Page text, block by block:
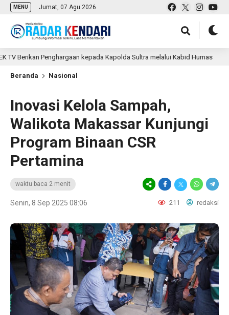
MENU Jumat, 07 Agu 2026
Penghargaan kepada Kapolda Sultra melalui Kabid Humas
Beranda Nasional
Inovasi Kelola Sampah,
Walikota Makassar Kunjungi
Program Binaan CSR
Pertamina
waktu baca 2 menit
Senin, 8 Sep 2025 08:06 211 redaksi